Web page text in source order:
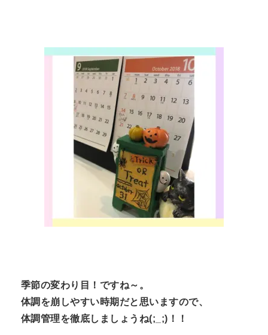
季節の変わり目！ですね～。
体調を崩しやすい時期だと思いますので、
体調管理を徹底しましょうね(;_;)！！